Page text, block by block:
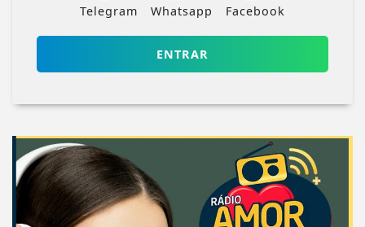
Telegram Whatsapp Facebook
ENTRAR